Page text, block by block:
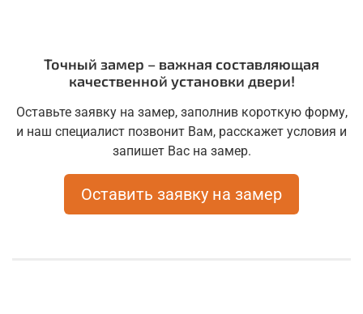
Точный замер – важная составляющая
качественной установки двери!
Оставьте заявку на замер, заполнив короткую форму,
и наш специалист позвонит Вам, расскажет условия и
запишет Вас на замер.
Оставить заявку на замер